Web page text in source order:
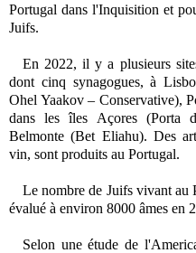
Portugal dans l'Inquisition et
Juifs.
En 2022, il y a plusieurs
dont cinq synagogues, à
Ohel Yaakov – Conservative),
dans les îles Açores (Porta
Belmonte (Bet Eliahu). Des
vin, sont produits au Portugal.
Le nombre de Juifs vivant au
évalué à environ 8000 âmes en
Selon une étude de